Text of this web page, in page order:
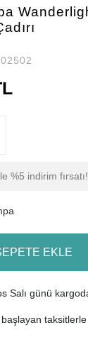
%5 indirim fırsatı!
EKLE
Salı günü
taksitlerle